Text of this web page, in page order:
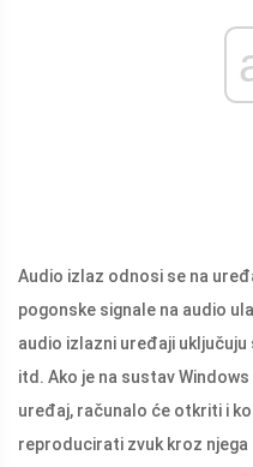
Audio izlaz odnosi se na
pogonske signale na audio
audio izlazni uređaji
itd. Ako je na sustav
uređaj, računalo će otkriti i
reproducirati zvuk kroz